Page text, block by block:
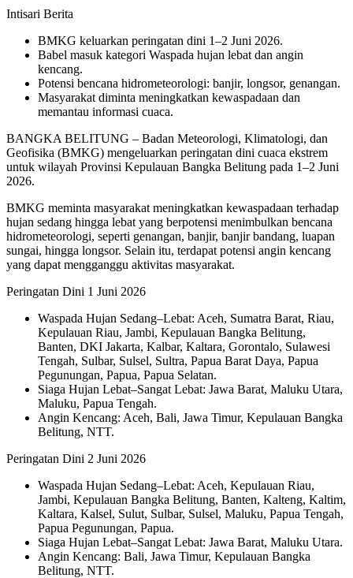
Intisari Berita
BMKG keluarkan peringatan dini 1–2 Juni 2026.
Babel masuk kategori Waspada hujan lebat dan angin
kencang.
Potensi bencana hidrometeorologi: banjir, longsor, genangan.
Masyarakat diminta meningkatkan kewaspadaan dan
memantau informasi cuaca.
BANGKA BELITUNG – Badan Meteorologi, Klimatologi, dan
Geofisika (BMKG) mengeluarkan peringatan dini cuaca ekstrem
untuk wilayah Provinsi Kepulauan Bangka Belitung pada 1–2 Juni
2026.
BMKG meminta masyarakat meningkatkan kewaspadaan terhadap
hujan sedang hingga lebat yang berpotensi menimbulkan bencana
hidrometeorologi, seperti genangan, banjir, banjir bandang, luapan
sungai, hingga longsor. Selain itu, terdapat potensi angin kencang
yang dapat mengganggu aktivitas masyarakat.
Peringatan Dini 1 Juni 2026
Waspada Hujan Sedang–Lebat: Aceh, Sumatra Barat, Riau,
Kepulauan Riau, Jambi, Kepulauan Bangka Belitung,
Banten, DKI Jakarta, Kalbar, Kaltara, Gorontalo, Sulawesi
Tengah, Sulbar, Sulsel, Sultra, Papua Barat Daya, Papua
Pegunungan, Papua, Papua Selatan.
Siaga Hujan Lebat–Sangat Lebat: Jawa Barat, Maluku Utara,
Maluku, Papua Tengah.
Angin Kencang: Aceh, Bali, Jawa Timur, Kepulauan Bangka
Belitung, NTT.
Peringatan Dini 2 Juni 2026
Waspada Hujan Sedang–Lebat: Aceh, Kepulauan Riau,
Jambi, Kepulauan Bangka Belitung, Banten, Kalteng, Kaltim,
Kaltara, Kalsel, Sulut, Sulbar, Sulsel, Maluku, Papua Tengah,
Papua Pegunungan, Papua.
Siaga Hujan Lebat–Sangat Lebat: Jawa Barat, Maluku Utara.
Angin Kencang: Bali, Jawa Timur, Kepulauan Bangka
Belitung, NTT.